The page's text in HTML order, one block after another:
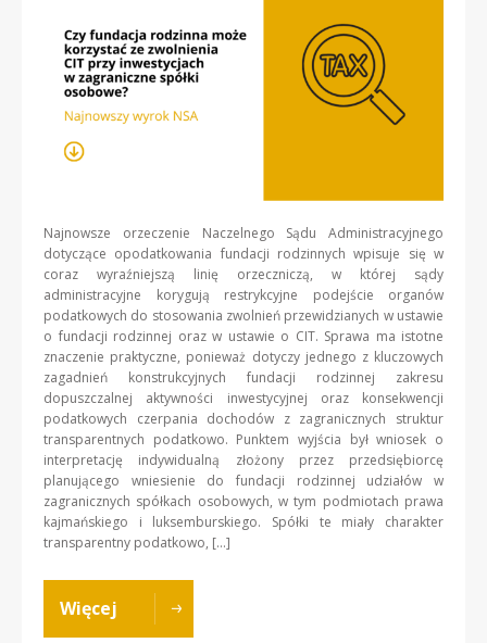
Najnowsze orzeczenie Naczelnego Sądu Administracyjnego
dotyczące opodatkowania fundacji rodzinnych wpisuje się w
coraz wyraźniejszą linię orzeczniczą, w której sądy
administracyjne korygują restrykcyjne podejście organów
podatkowych do stosowania zwolnień przewidzianych w ustawie
o fundacji rodzinnej oraz w ustawie o CIT. Sprawa ma istotne
znaczenie praktyczne, ponieważ dotyczy jednego z kluczowych
zagadnień konstrukcyjnych fundacji rodzinnej zakresu
dopuszczalnej aktywności inwestycyjnej oraz konsekwencji
podatkowych czerpania dochodów z zagranicznych struktur
transparentnych podatkowo. Punktem wyjścia był wniosek o
interpretację indywidualną złożony przez przedsiębiorcę
planującego wniesienie do fundacji rodzinnej udziałów w
zagranicznych spółkach osobowych, w tym podmiotach prawa
kajmańskiego i luksemburskiego. Spółki te miały charakter
transparentny podatkowo, […]
Więcej